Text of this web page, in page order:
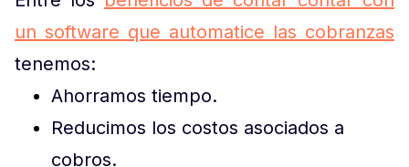
un software que automatice las cobranzas
tenemos:
Ahorramos tiempo.
Reducimos los costos asociados a
cobros.